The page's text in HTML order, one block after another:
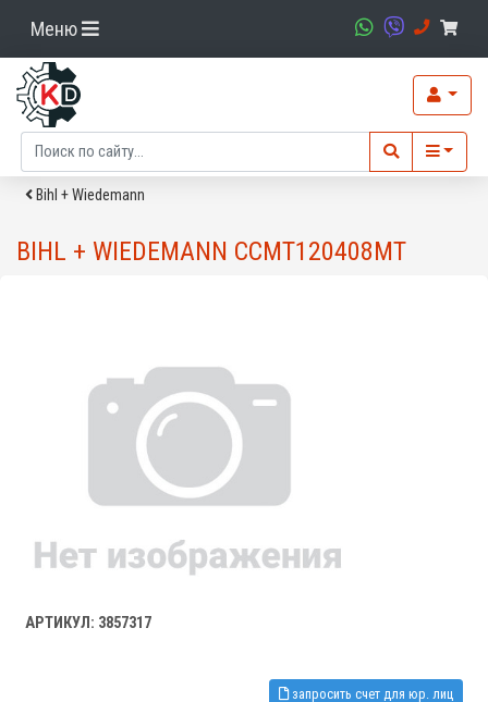
Меню
Bihl + Wiedemann
BIHL + WIEDEMANN CCMT120408MT
АРТИКУЛ: 3857317
запросить счет для юр. лиц